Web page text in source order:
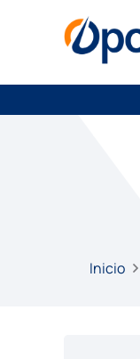
Inicio